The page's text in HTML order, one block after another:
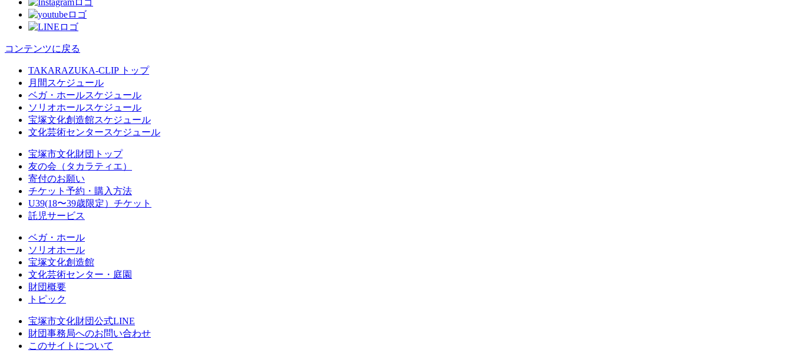
コンテンツに戻る
TAKARAZUKA-CLIP トップ
月間スケジュール
ベガ・ホールスケジュール
ソリオホールスケジュール
宝塚文化創造館スケジュール
文化芸術センタースケジュール
宝塚市文化財団トップ
友の会（タカラティエ）
寄付のお願い
チケット予約・購入方法
U39(18〜39歳限定）チケット
託児サービス
ベガ・ホール
ソリオホール
宝塚文化創造館
文化芸術センター・庭園
財団概要
トピック
宝塚市文化財団公式LINE
財団事務局へのお問い合わせ
このサイトについて